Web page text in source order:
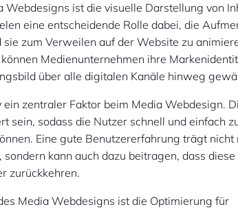
Webdesigns ist die visuelle Darstellung von
eine entscheidende Rolle dabei, die
zum Verweilen auf der Website zu
Medienunternehmen ihre
über alle digitalen Kanäle hinweg
zentraler Faktor beim Media Webdesign.
sein, sodass die Nutzer schnell und einfach
Eine gute Benutzererfahrung trägt nicht
kann auch dazu beitragen, dass
zurückkehren.
Media Webdesigns ist die Optimierung für